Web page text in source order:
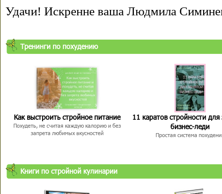
Удачи! Искренне ваша Людмила
Тренинги по похудению
Как выстроить стройное питание
Похудеть, не считая каждую калорию и без
запрета любимых вкусностей
11 каратов стройности для
бизнес-леди
Простая система
Книги по стройной кулинарии